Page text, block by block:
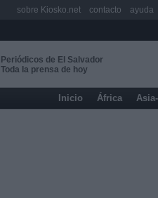
Periódicos de El Salvador
Toda la prensa de hoy
Inicio África
sobre Kiosko.net contacto ayuda